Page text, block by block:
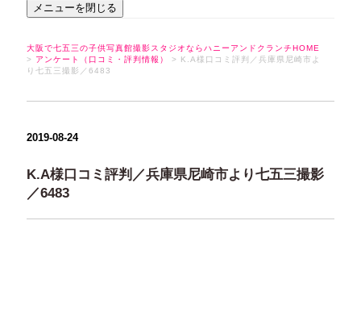
メニューを閉じる
大阪で七五三の子供写真館撮影スタジオならハニーアンドクランチHOME
> アンケート（口コミ・評判情報）
> K.A様口コミ評判／兵庫県尼崎市よ
り七五三撮影／6483
2019-08-24
K.A様口コミ評判／兵庫県尼崎市より七五三撮影
／6483